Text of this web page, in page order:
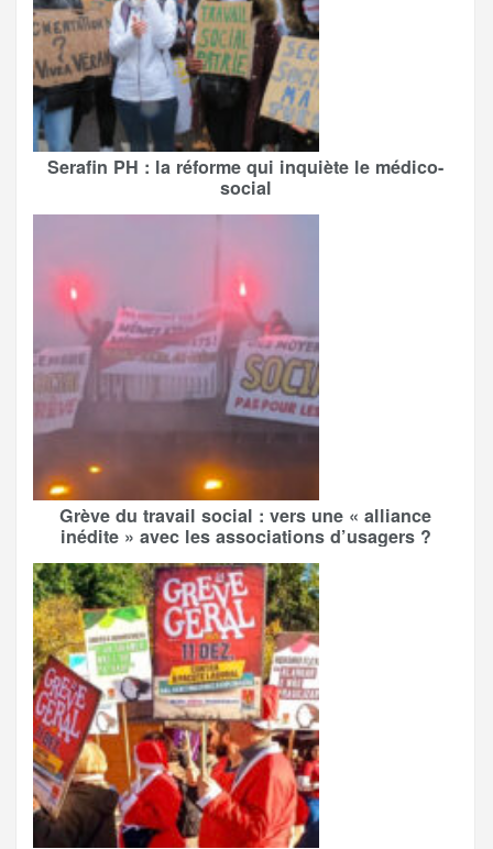
Serafin PH : la réforme qui inquiète le médico-
social
Grève du travail social : vers une « alliance
inédite » avec les associations d’usagers ?